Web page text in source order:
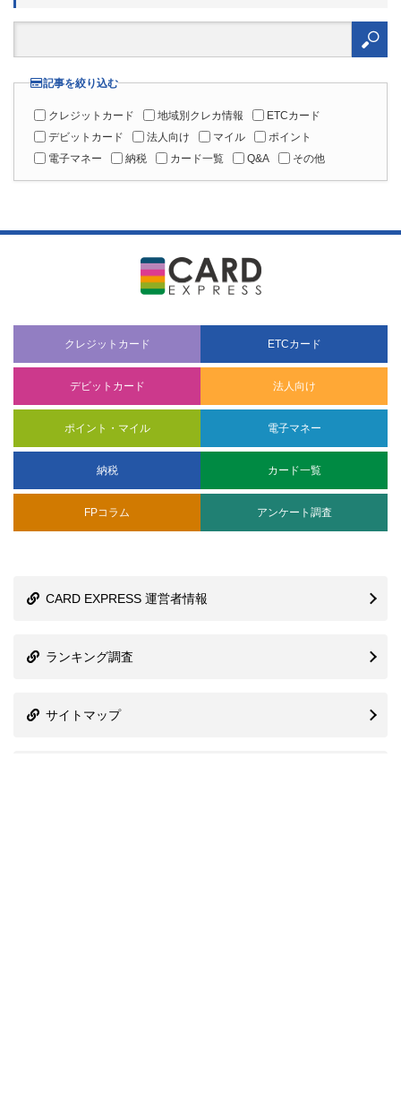
検
記事を絞り込む
クレジットカード 地域別クレカ情報
ETCカード
デビットカード
法人向け マイル
ポイント
電子マネー
納税 カード一覧 Q&A その他
クレジットカード ETCカード
デビットカード 法人向け
ポイント・マイル 電子マネー
納税 カード一覧
FPコラム アンケート調査
CARD EXPRESS 運営者情報
ランキング調査
サイトマップ